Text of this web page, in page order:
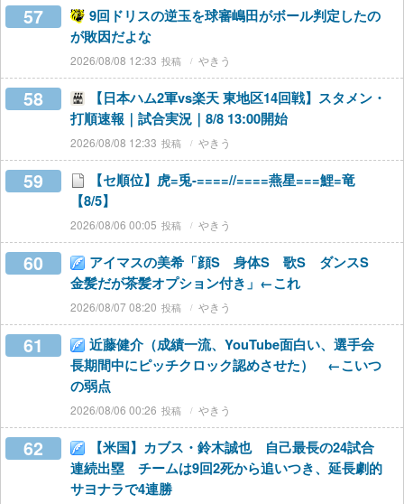
57
9回ドリスの逆玉を球審嶋田がボール判定したの
が敗因だよな
2026/08/08 12:33 やきう
58
【日本ハム2軍vs楽天 東地区14回戦】スタメン・
打順速報｜試合実況｜8/8 13:00開始
2026/08/08 12:33 やきう
59
【セ順位】虎=兎-====//====燕星===鯉=竜
【8/5】
2026/08/06 00:05 やきう
60
アイマスの美希「顔S 身体S 歌S ダンスS
金髪だが茶髪オプション付き」←これ
2026/08/07 08:20 やきう
61
近藤健介（成績一流、YouTube面白い、選手会
長期間中にピッチクロック認めさせた） ←こいつ
の弱点
2026/08/06 00:26 やきう
62
【米国】カブス・鈴木誠也 自己最長の24試合
連続出塁 チームは9回2死から追いつき、延長劇的
サヨナラで4連勝